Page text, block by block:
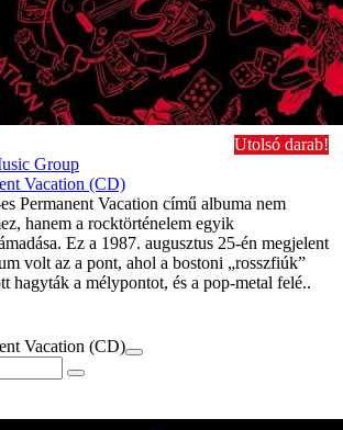
Utolsó darab!
Group
Vacation (CD)
Permanent Vacation című albuma nem
hanem a rocktörténelem egyik
Ez a 1987. augusztus 25-én megjelent
volt az a pont, ahol a bostoni „rosszfiúk”
hagyták a mélypontot, és a pop-metal felé..
Vacation (CD)